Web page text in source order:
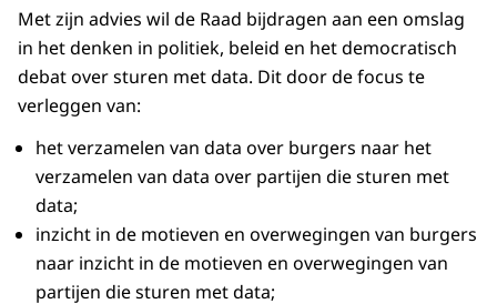
Met zijn advies wil de Raad bijdragen aan een omslag
in het denken in politiek, beleid en het democratisch
debat over stu­ren met data. Dit door de focus te
verleggen van:
het verzamelen van data over burgers naar het
verzamelen van data over partijen die sturen met
data;
inzicht in de motieven en overwegingen van burgers
naar inzicht in de motieven en overwegingen van
partijen die sturen met data;